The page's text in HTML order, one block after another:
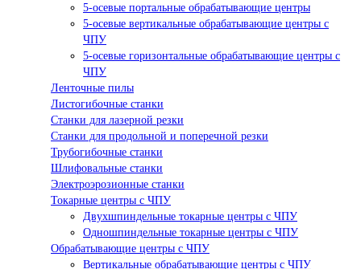
5-осевые портальные обрабатывающие центры
5-осевые вертикальные обрабатывающие центры с
ЧПУ
5-осевые горизонтальные обрабатывающие центры с
ЧПУ
Ленточные пилы
Листогибочные станки
Станки для лазерной резки
Станки для продольной и поперечной резки
Трубогибочные станки
Шлифовальные станки
Электроэрозионные станки
Токарные центры с ЧПУ
Двухшпиндельные токарные центры с ЧПУ
Одношпиндельные токарные центры с ЧПУ
Обрабатывающие центры с ЧПУ
Вертикальные обрабатывающие центры с ЧПУ